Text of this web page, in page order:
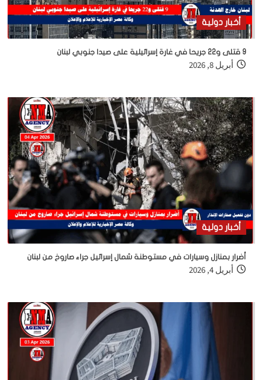
أخبار دولية
9 قتلى و22 جريحا في غارة إسرائيلية على صيدا جنوبي لبنان
أبريل 8, 2026
أخبار دولية
أضرار بمنازل وسيارات في مستوطنة شمال إسرائيل جراء صاروخ من لبنان
أبريل 4, 2026